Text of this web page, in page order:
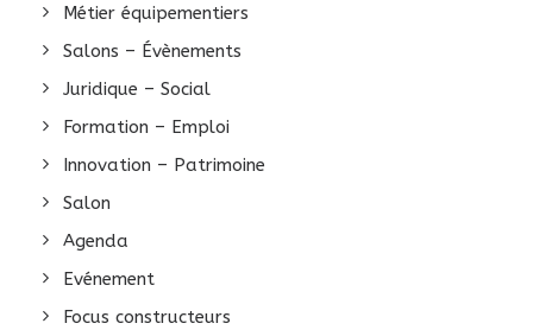
Métier équipementiers
Salons – Évènements
Juridique – Social
Formation – Emploi
Innovation – Patrimoine
Salon
Agenda
Evénement
Focus constructeurs